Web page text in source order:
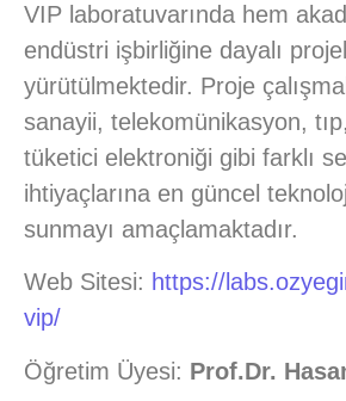
VIP laboratuvarında hem
endüstri işbirliğine dayalı
yürütülmektedir. Proje
sanayii, telekomünikasyon,
tüketici elektroniği gibi farklı
ihtiyaçlarına en güncel
sunmayı amaçlamaktadır.
Web Sitesi: https://
vip/
Öğretim Üyesi: Prof.Dr.